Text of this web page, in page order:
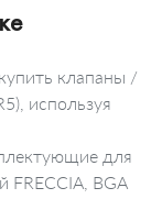
клапаны /
используя
для
FRECCIA, BGA